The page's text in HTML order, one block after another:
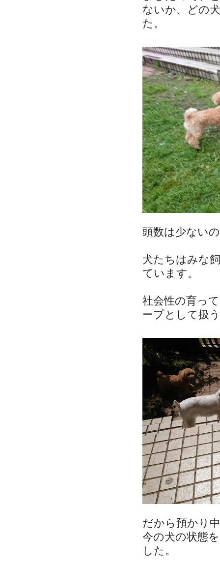
ないか、どの
た。
頭数は少ない
犬たちはみな
ています。
社会性の育っ
ープとして扱
だから預かり
今の犬の状態
した。